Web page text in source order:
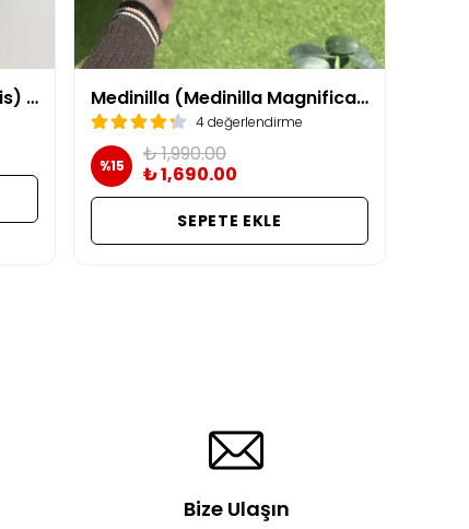
Beyaz Orkide (Phalaenopsis) ithal / çift dallı Medinilla (Medinilla Magnifica) – Salon Bitkisi / masa boy
4 değerlendirme
%15
₺ 1,990.00
₺ 1,690.00
SEPETE EKLE
Bize Ulaşın